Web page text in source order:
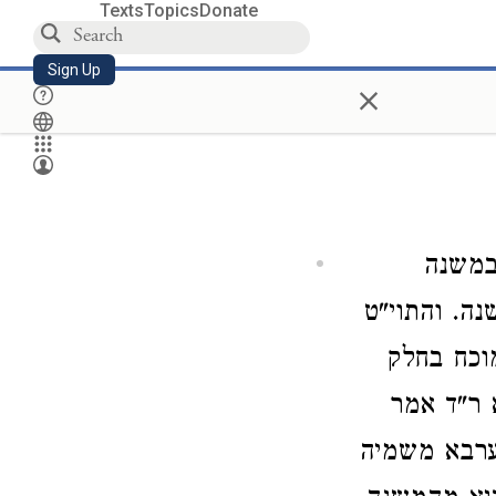
TextsTopicsDonate
Sign Up ×
והתוי"ט
בחלק
ר"ד אמר
משמיה